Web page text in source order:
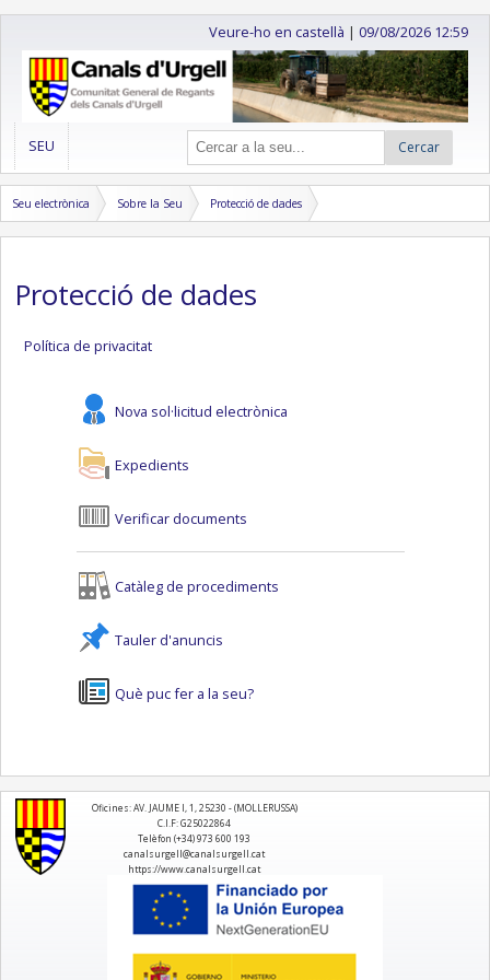
Veure-ho en castellà |09/08/2026 12:59
SEU Cercar
Seu electrònica Sobre la Seu Protecció de dades
Protecció de dades
Política de privacitat
Nova sol·licitud electrònica
Expedients
Verificar documents
Catàleg de procediments
Tauler d'anuncis
Què puc fer a la seu?
logo
Oficines: AV. JAUME I, 1, 25230 - (MOLLERUSSA)
C.I.F: G25022864
Telèfon (+34) 973 600 193
canalsurgell@canalsurgell.cat
https://www.canalsurgell.cat